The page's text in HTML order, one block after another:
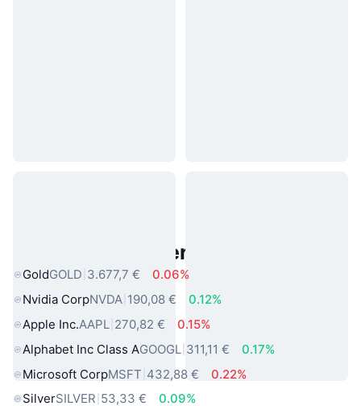
Beliebte reale Vermögenswerte
GoldGOLD 3.677,7 €
0.06%
Nvidia CorpNVDA 190,08 €
0.12%
Apple Inc.AAPL 270,82 €
0.15%
Alphabet Inc Class AGOOGL 311,11 €
0.17%
Microsoft CorpMSFT 432,88 €
0.22%
SilverSILVER 53,33 € 0.09%